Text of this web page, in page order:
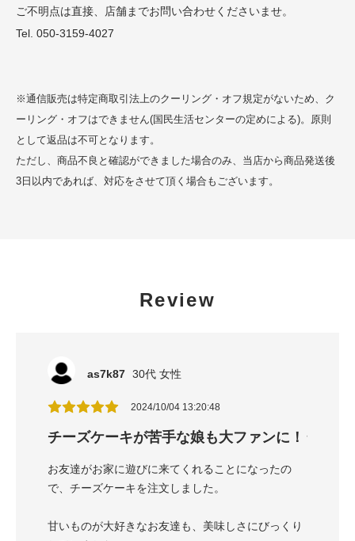
ご不明点は直接、店舗までお問い合わせくださいませ。
Tel. 050-3159-4027
※通信販売は特定商取引法上のクーリング・オフ規定がないため、ク
ーリング・オフはできません(国民生活センターの定めによる)。原則
として返品は不可となります。
ただし、商品不良と確認ができました場合のみ、当店から商品発送後
3日以内であれば、対応をさせて頂く場合もございます。
Review
as7k87 30代 女性
2024/10/04 13:20:48
チーズケーキが苦手な娘も大ファンに！
お友達がお家に遊びに来てくれることになったの
で、チーズケーキを注文しました。
甘いものが大好きなお友達も、美味しさにびっくり